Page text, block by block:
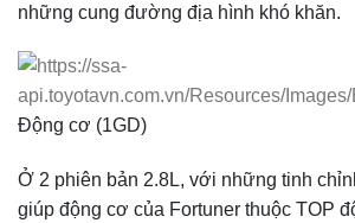
những cung đường địa hình khó khăn.
Động cơ (1GD)
Ở 2 phiên bản 2.8L, với những tinh
giúp động cơ của Fortuner thuộc TOP